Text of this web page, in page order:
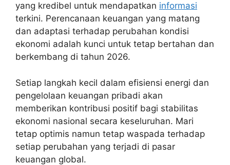
yang kredibel untuk mendapatkan informasi
terkini. Perencanaan keuangan yang matang
dan adaptasi terhadap perubahan kondisi
ekonomi adalah kunci untuk tetap bertahan dan
berkembang di tahun 2026.
Setiap langkah kecil dalam efisiensi energi dan
pengelolaan keuangan pribadi akan
memberikan kontribusi positif bagi stabilitas
ekonomi nasional secara keseluruhan. Mari
tetap optimis namun tetap waspada terhadap
setiap perubahan yang terjadi di pasar
keuangan global.